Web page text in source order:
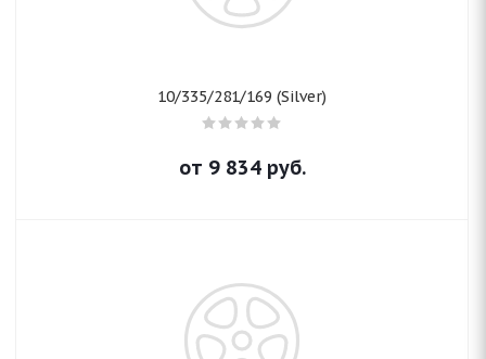
10/335/281/169 (Silver)
от 9 834руб.